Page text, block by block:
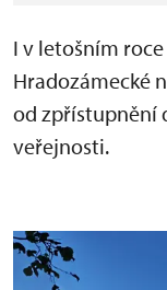
I v letošním
Hradozámecké
od zpřístupnění
veřejnosti.